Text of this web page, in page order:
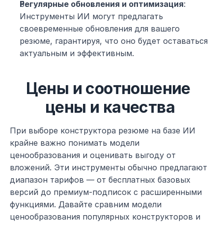
Регулярные обновления и оптимизация:
Инструменты ИИ могут предлагать
своевременные обновления для вашего
резюме, гарантируя, что оно будет оставаться
актуальным и эффективным.
Цены и соотношение
цены и качества
При выборе конструктора резюме на базе ИИ
крайне важно понимать модели
ценообразования и оценивать выгоду от
вложений. Эти инструменты обычно предлагают
диапазон тарифов — от бесплатных базовых
версий до премиум-подписок с расширенными
функциями. Давайте сравним модели
ценообразования популярных конструкторов и